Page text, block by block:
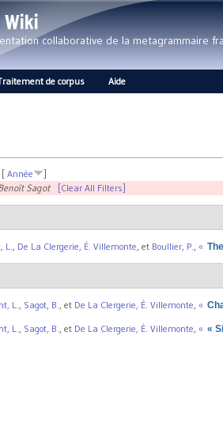
Wiki
collaborative de la metagrammaire
de corpus Aide
[ Année
]
Sagot [Clear All Filters]
L., De La Clergerie, É. Villemonte, et Boullier, P., «
L., Sagot, B., et De La Clergerie, É. Villemonte, «
L., Sagot, B., et De La Clergerie, É. Villemonte, « «